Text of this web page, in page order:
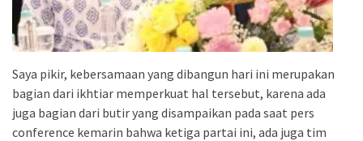
Saya pikir, kebersamaan yang dibangun hari ini merupakan
bagian dari ikhtiar memperkuat hal tersebut, karena ada
juga bagian dari butir yang disampaikan pada saat pers
conference kemarin bahwa ketiga partai ini, ada juga tim